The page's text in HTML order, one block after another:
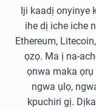
Iji kaadị onyinye
ihe dị iche iche
Ethereum,
ọzọ. Ma ị na-
ọnwa maka
ngwa ụlọ,
kpuchiri gị.